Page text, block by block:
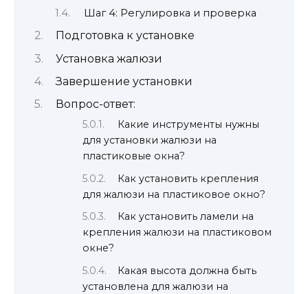
Шаг 4: Регулировка и проверка
Подготовка к установке
Установка жалюзи
Завершение установки
Вопрос-ответ:
Какие инструменты нужны
для установки жалюзи на
пластиковые окна?
Как установить крепления
для жалюзи на пластиковое окно?
Как установить ламели на
крепления жалюзи на пластиковом
окне?
Какая высота должна быть
установлена для жалюзи на